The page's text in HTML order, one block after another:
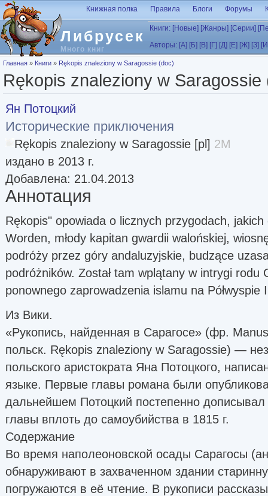
Перейти к основному содержанию
Либрусек
Много книг
Книжная полка Правила Блоги Форумы
Книги: [Новые] [Жанры] [Серии]
Авторы: [А] [Б] [В] [Г] [Д] [Е] [Ж] [З]
Вы здесь
Главная » Книги » Rękopis znaleziony w Saragossie (doc)
Rękopis znaleziony w Saragossie
Ян Потоцкий
Исторические приключения
Rękopis znaleziony w Saragossie [pl] 2M
издано в 2013 г.
Добавлена: 21.04.2013
Аннотация
Rękopis" opowiada o licznych przygodach, jakich
Worden, młody kapitan gwardii walońskiej,
podróży przez góry andaluzyjskie, budzące
podróżników. Został tam wplątany w intrygi rodu
ponownego zaprowadzenia islamu na Półwyspie
Из Вики.
«Рукопись, найденная в Сарагосе» (фр.
польск. Rękopis znaleziony w Saragossie) —
польского аристократа Яна Потоцкого,
языке. Первые главы романа были
дальнейшем Потоцкий постепенно
главы вплоть до самоубийства в 1815 г.
Содержание
Во время наполеоновской осады Сарагосы
обнаруживают в захваченном здании
погружаются в её чтение. В рукописи